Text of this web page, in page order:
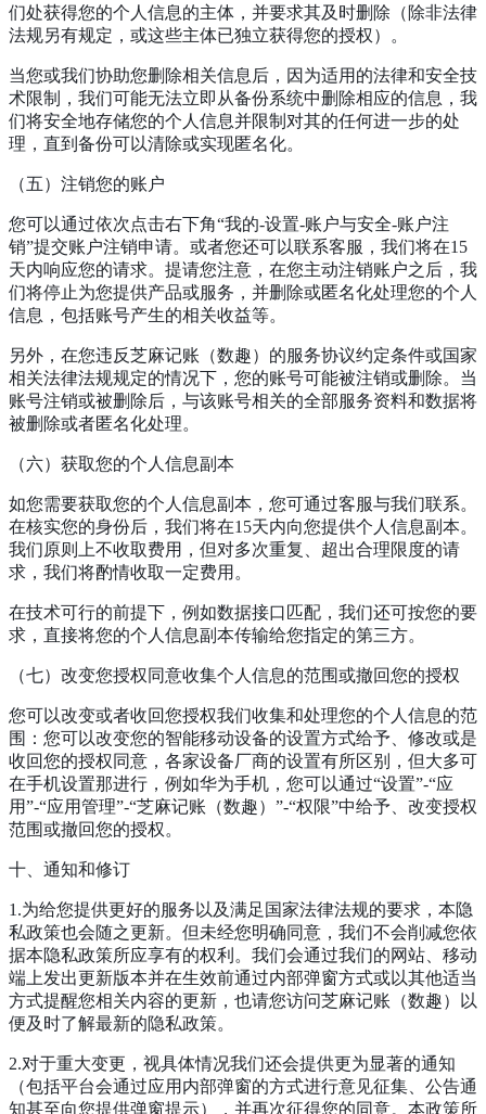
们处获得您的个人信息的主体，并要求其及时删除（除非法律
法规另有规定，或这些主体已独立获得您的授权）。
当您或我们协助您删除相关信息后，因为适用的法律和安全技
术限制，我们可能无法立即从备份系统中删除相应的信息，我
们将安全地存储您的个人信息并限制对其的任何进一步的处
理，直到备份可以清除或实现匿名化。
（五）注销您的账户
您可以通过依次点击右下角“我的-设置-账户与安全-账户注
销”提交账户注销申请。或者您还可以联系客服，我们将在15
天内响应您的请求。提请您注意，在您主动注销账户之后，我
们将停止为您提供产品或服务，并删除或匿名化处理您的个人
信息，包括账号产生的相关收益等。
另外，在您违反芝麻记账（数趣）的服务协议约定条件或国家
相关法律法规规定的情况下，您的账号可能被注销或删除。当
账号注销或被删除后，与该账号相关的全部服务资料和数据将
被删除或者匿名化处理。
（六）获取您的个人信息副本
如您需要获取您的个人信息副本，您可通过客服与我们联系。
在核实您的身份后，我们将在15天内向您提供个人信息副本。
我们原则上不收取费用，但对多次重复、超出合理限度的请
求，我们将酌情收取一定费用。
在技术可行的前提下，例如数据接口匹配，我们还可按您的要
求，直接将您的个人信息副本传输给您指定的第三方。
（七）改变您授权同意收集个人信息的范围或撤回您的授权
您可以改变或者收回您授权我们收集和处理您的个人信息的范
围：您可以改变您的智能移动设备的设置方式给予、修改或是
收回您的授权同意，各家设备厂商的设置有所区别，但大多可
在手机设置那进行，例如华为手机，您可以通过“设置”-“应
用”-“应用管理”-“芝麻记账（数趣）”-“权限”中给予、改变授权
范围或撤回您的授权。
十、通知和修订
1.为给您提供更好的服务以及满足国家法律法规的要求，本隐
私政策也会随之更新。但未经您明确同意，我们不会削减您依
据本隐私政策所应享有的权利。我们会通过我们的网站、移动
端上发出更新版本并在生效前通过内部弹窗方式或以其他适当
方式提醒您相关内容的更新，也请您访问芝麻记账（数趣）以
便及时了解最新的隐私政策。
2.对于重大变更，视具体情况我们还会提供更为显著的通知
（包括平台会通过应用内部弹窗的方式进行意见征集、公告通
知甚至向您提供弹窗提示），并再次征得您的同意。本政策所